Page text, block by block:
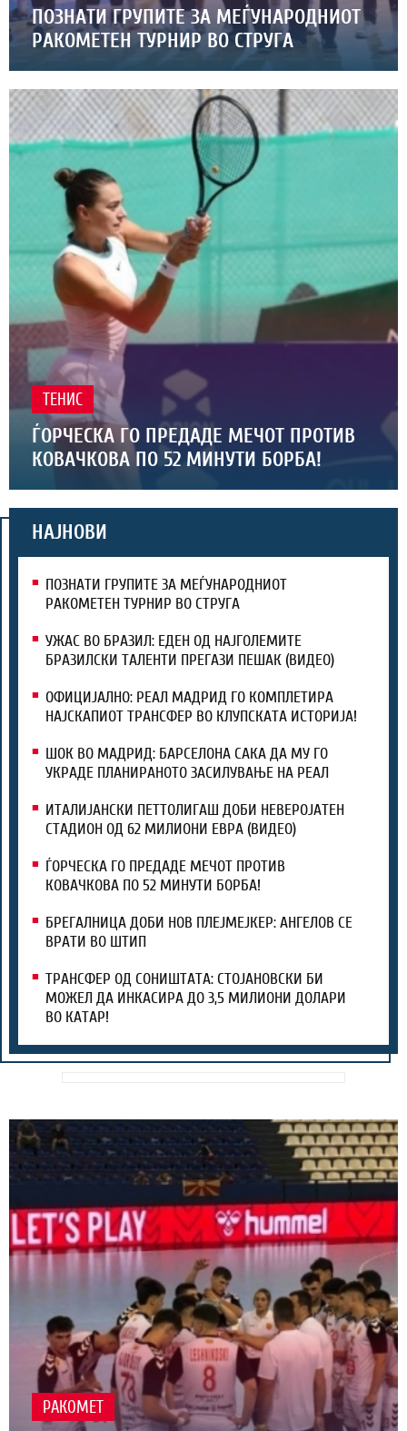
ПОЗНАТИ ГРУПИТЕ ЗА МЕЃУНАРОДНИОТ
РАКОМЕТЕН ТУРНИР ВО СТРУГА
ТЕНИС
ЃОРЧЕСКА ГО ПРЕДАДЕ МЕЧОТ ПРОТИВ
КОВАЧКОВА ПО 52 МИНУТИ БОРБА!
НАЈНОВИ
ПОЗНАТИ ГРУПИТЕ ЗА МЕЃУНАРОДНИОТ
РАКОМЕТЕН ТУРНИР ВО СТРУГА
УЖАС ВО БРАЗИЛ: ЕДЕН ОД НАЈГОЛЕМИТЕ
БРАЗИЛСКИ ТАЛЕНТИ ПРЕГАЗИ ПЕШАК (ВИДЕО)
ОФИЦИЈАЛНО: РЕАЛ МАДРИД ГО КОМПЛЕТИРА
НАЈСКАПИОТ ТРАНСФЕР ВО КЛУПСКАТА ИСТОРИЈА!
ШОК ВО МАДРИД: БАРСЕЛОНА САКА ДА МУ ГО
УКРАДЕ ПЛАНИРАНОТО ЗАСИЛУВАЊЕ НА РЕАЛ
ИТАЛИЈАНСКИ ПЕТТОЛИГАШ ДОБИ НЕВЕРОЈАТЕН
СТАДИОН ОД 62 МИЛИОНИ ЕВРА (ВИДЕО)
ЃОРЧЕСКА ГО ПРЕДАДЕ МЕЧОТ ПРОТИВ
КОВАЧКОВА ПО 52 МИНУТИ БОРБА!
БРЕГАЛНИЦА ДОБИ НОВ ПЛЕЈМЕЈКЕР: АНГЕЛОВ СЕ
ВРАТИ ВО ШТИП
ТРАНСФЕР ОД СОНИШТАТА: СТОЈАНОВСКИ БИ
МОЖЕЛ ДА ИНКАСИРА ДО 3,5 МИЛИОНИ ДОЛАРИ
ВО КАТАР!
РАКОМЕТ